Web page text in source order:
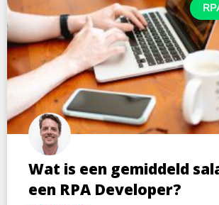
Wat is een gemiddeld
een RPA Developer?